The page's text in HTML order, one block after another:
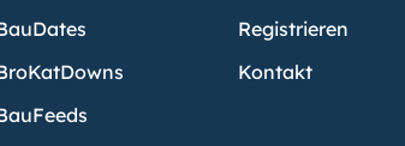
Registrieren
Kontakt